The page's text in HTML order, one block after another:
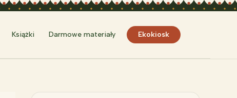
Książki Darmowe materiały Ekokiosk